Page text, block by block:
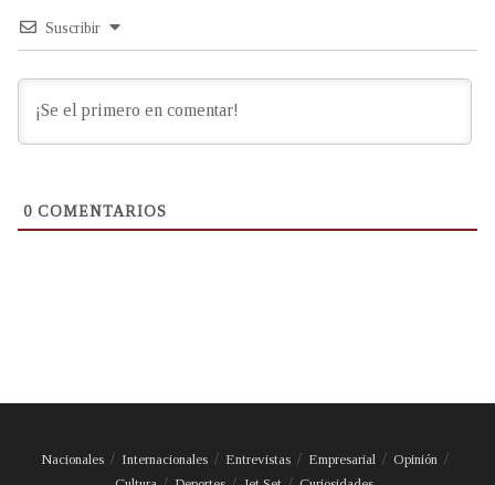
Suscribir
0 COMENTARIOS
Nacionales Internacionales Entrevistas Empresarial
Opinión